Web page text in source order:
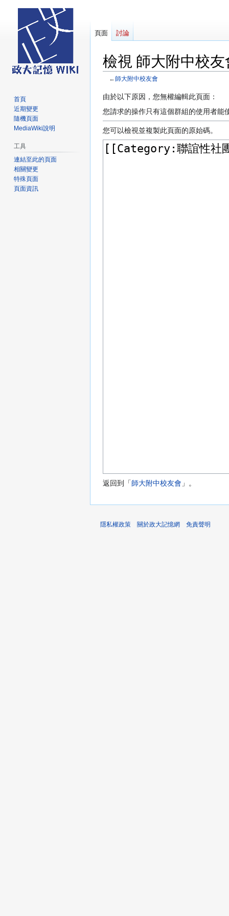
檢視 師大附中校
←師大附中校友會
跳
至
覽
跳
至
尋
由於以下原因，您無權編輯此頁面：
您請求的操作只有這個群組的使用者能
您可以檢視並複製此頁面的原始碼。
返回到「師大附中校友會 」。
頁面 討論
首頁
近期變更
隨機頁面
MediaWiki說明
工具
連結至此的頁面
相關變更
特殊頁面
頁面資訊
隱私權政策 關於政大記憶網 免責聲明